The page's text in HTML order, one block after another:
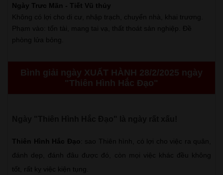
Ngày Trưc Mãn - Tiết Vũ thủy
Không có lợi cho di cư, nhập trạch, chuyển nhà, khai trương.
Phạm vào: tổn tài, mang tai vạ, thất thoát sản nghiệp. Đề
phòng lửa bỏng.
Bình giải ngày XUẤT HÀNH 28/2/2025 ngày
"Thiên Hình Hắc Đạo"
Thiên Hình Hắc Đạo : sao Thiên hình, có lợi cho việc ra quân,
đánh dẹp, đánh đâu được đó, còn mọi việc khác đều không
tốt, rất kỵ việc kiện tụng.